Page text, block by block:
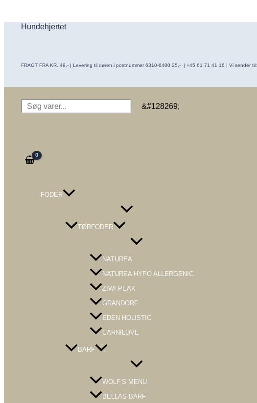
til
Hundehjertet
FRAGT FRA KR. 49,- | Levering til døren i postnummer 6310-6400 25,- | +45 61 71 41 16 | Vi sender til:
Søg &#128269;
FODER
Menu
TØRFODER
Menu
NATUREA
NATUREA HYPO ALLERGENIC
ZIWI PEAK
GRANDORF
EDEN HOLISTIC
CARNILOVE
BARF
Menu
WOLF’S MENU
BELLAS BARF